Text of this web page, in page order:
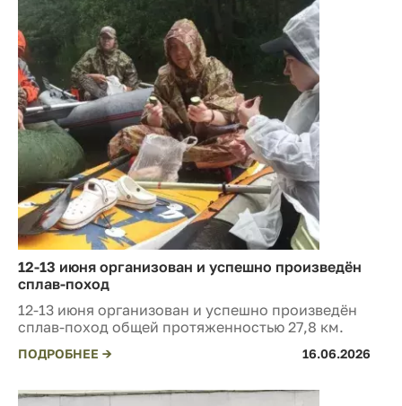
12-13 июня организован и успешно произведён
сплав-поход
12-13 июня организован и успешно произведён
сплав-поход общей протяженностью 27,8 км.
ПОДРОБНЕЕ → 16.06.2026